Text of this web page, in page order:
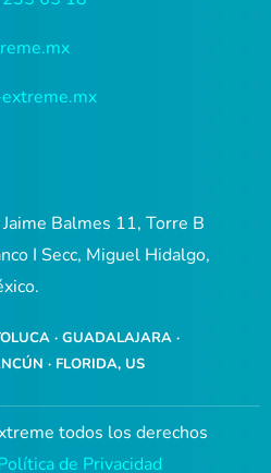
Balmes 11, Torre B
I Secc, Miguel Hidalgo,
· GUADALAJARA ·
· FLORIDA, US
todos los derechos
de Privacidad